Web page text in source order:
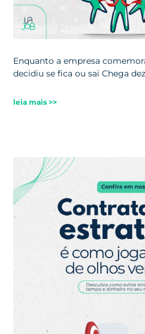
Enquanto a empresa
decidiu se fica ou sai Chega
leia mais >>